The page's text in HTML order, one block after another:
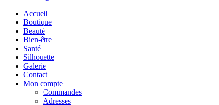
Accueil
Boutique
Beauté
Bien-être
Santé
Silhouette
Galerie
Contact
Mon compte
Commandes
Adresses